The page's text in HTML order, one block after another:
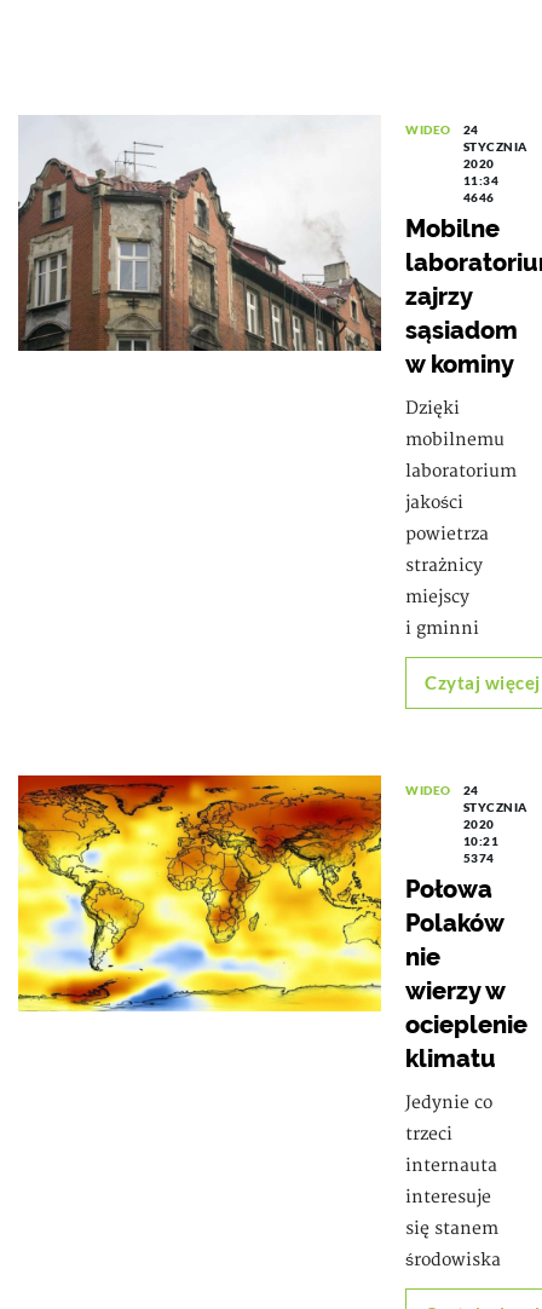
WIDEO
24
STYCZNIA
2020
11:34
4646
Mobilne
zajrzy
sąsiadom
w kominy
Dzięki
mobilnemu
laboratorium
jakości
powietrza
strażnicy
miejscy
i gminni
Czytaj więcej
WIDEO
24
STYCZNIA
2020
10:21
5374
Połowa
Polaków
nie
wierzy w
ocieplenie
klimatu
Jedynie co
trzeci
internauta
interesuje
się stanem
środowiska